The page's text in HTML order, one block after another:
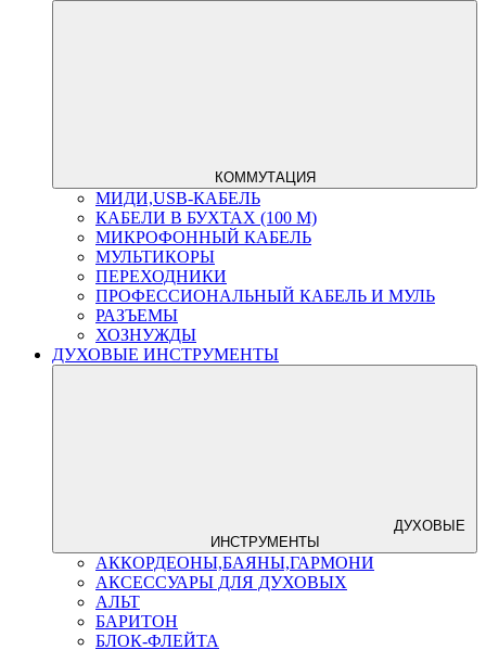
КОММУТАЦИЯ
МИДИ,USB-КАБЕЛЬ
КАБЕЛИ В БУХТАХ (100 М)
МИКРОФОННЫЙ КАБЕЛЬ
МУЛЬТИКОРЫ
ПЕРЕХОДНИКИ
ПРОФЕССИОНАЛЬНЫЙ КАБЕЛЬ И МУЛЬ
РАЗЪЕМЫ
ХОЗНУЖДЫ
ДУХОВЫЕ ИНСТРУМЕНТЫ
ДУХОВЫЕ
ИНСТРУМЕНТЫ
АККОРДЕОНЫ,БАЯНЫ,ГАРМОНИ
АКСЕССУАРЫ ДЛЯ ДУХОВЫХ
АЛЬТ
БАРИТОН
БЛОК-ФЛЕЙТА